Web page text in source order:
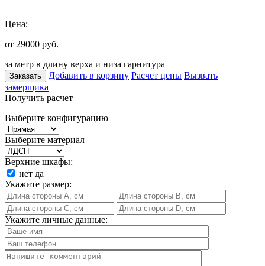
Цена:
от 29000 руб.
за метр в длину верха и низа гарнитура
Заказать Добавить в корзину Расчет цены Вызвать
замерщика
Получить расчет
Выберите конфигурацию
Выберите материал
Верхние шкафы:
нет да
Укажите размер:
Укажите личные данные: